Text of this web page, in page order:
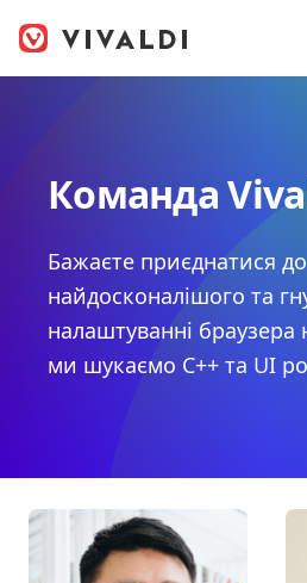
Команда
Бажаєте приєднатися
найдосконалішого та
налаштуванні браузера
ми шукаємо C++ та UI